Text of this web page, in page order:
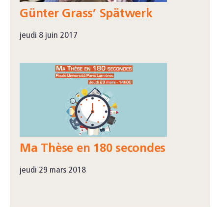
Günter Grass’ Spätwerk
jeudi 8 juin 2017
Ma Thèse en 180 secondes
jeudi 29 mars 2018